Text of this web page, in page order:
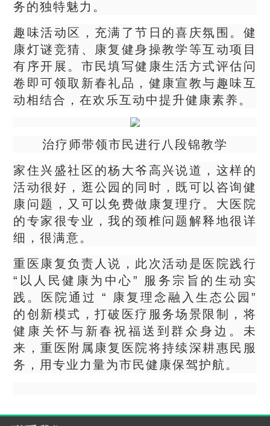
务的独特魅力。
趣味活动区，充满了节日的喜庆氛围。健
康灯谜竞猜、康复健身操教学等互动项目
有序开展。市民填写健康生活方式评估问
卷即可领取新春礼品，健康宣教与趣味互
动相结合，在欢乐互动中提升健康素养。
治疗师带领市民进行八段锦教学
家住兴盛社区的杨大爷高兴说道，这样的
活动很好，逛公园的同时，既可以咨询健
康问题，又可以免费做康复理疗。大医院
的专家很专业，我的颈椎问题解释地很详
细，很满意。
重医康复负责人说，此次活动是医院践行
“以人民健康为中心” 服务宗旨的生动实
践。医院通过 “ 康复理念融入生态公园”
的创新模式，打破医疗服务场景限制，将
健康关怀与新春祝福送到群众身边。未
来，重医附属康复医院将持续深耕惠民服
务，用专业力量为市民健康保驾护航。